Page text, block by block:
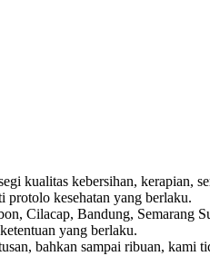
kualitas kebersihan, kerapian,
kesehatan yang berlaku.
Cilacap, Bandung, Semarang
yang berlaku.
bahkan sampai ribuan, kami